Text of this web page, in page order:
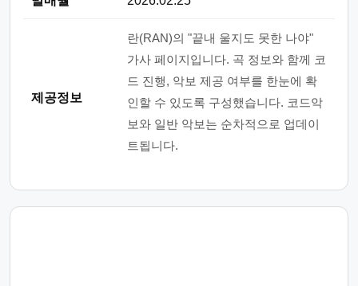
제공정보
란(RAN)의 "끝내 울지도 못한 나야"
가사 페이지입니다. 곡 정보와 함께 코
드 진행, 악보 제공 여부를 한눈에 확
인할 수 있도록 구성했습니다. 코드악
보와 일반 악보는 순차적으로 업데이
트됩니다.